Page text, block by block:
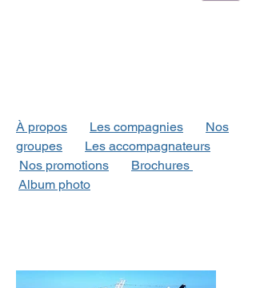
À propos Les compagnies
Nos
groupes
Les accompagnateurs
Nos promotions
Brochures
Album photo